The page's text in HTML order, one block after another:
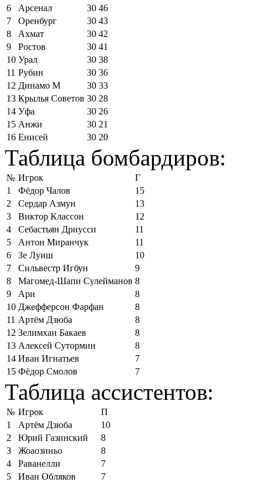
6
Арсенал 30 46
7
Оренбург 30 43
8
Ахмат 30 42
9
Ростов 30 41
10 Урал 30 38
11 Рубин 30 36
12 Динамо М 30 33
13 Крылья Советов 30 28
14 Уфа 30 26
15 Анжи 30 21
16 Енисей 30 20
Таблица бомбардиров:
№ Игрок
Г
1
Фёдор Чалов
15
2
Сердар Азмун
13
3
Виктор Классон
12
4
Себастьян Дриусси
11
5
Антон Миранчук
11
6
Зе Луиш
10
7
Сильвестр Игбун
9
8
Магомед-Шапи Сулейманов 8
9
Ари
8
10 Джефферсон Фарфан
8
11 Артём Дзюба
8
12 Зелимхан Бакаев
8
13 Алексей Сутормин
8
14 Иван Игнатьев
7
15 Фёдор Смолов 7
Таблица ассистентов:
№ Игрок
П
1
Артём Дзюба
10
2
Юрий Газинский
8
3
Жоаозиньо
8
4
Раванелли
7
5
Иван Обляков
7